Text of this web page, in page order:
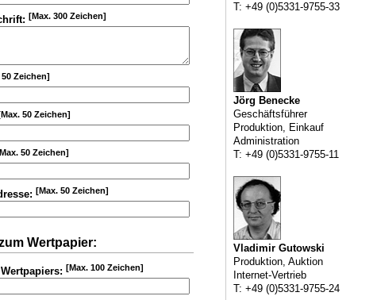
[Max. 300 Zeichen]
Zeichen]
50 Zeichen]
50 Zeichen]
[Max. 50 Zeichen]
Wertpapier:
[Max. 100 Zeichen]
T: +49 (0)5331-9755-33
Jörg Benecke
Geschäftsführer
Produktion, Einkauf
Administration
T: +49 (0)5331-9755-11
Vladimir Gutowski
Produktion, Auktion
Internet-Vertrieb
T: +49 (0)5331-9755-24